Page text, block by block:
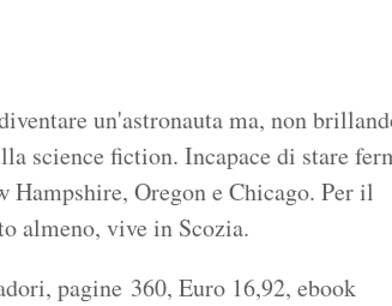
un'astronauta ma, non
science fiction. Incapace di stare
Oregon e Chicago. Per il
almeno, vive in Scozia.
pagine 360, Euro 16,92, ebook